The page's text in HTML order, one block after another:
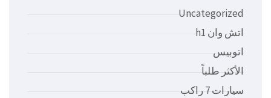
Uncategorized
اتش وان h1
اتوبيس
الأكثر طلباً
سيارات 7 راكب